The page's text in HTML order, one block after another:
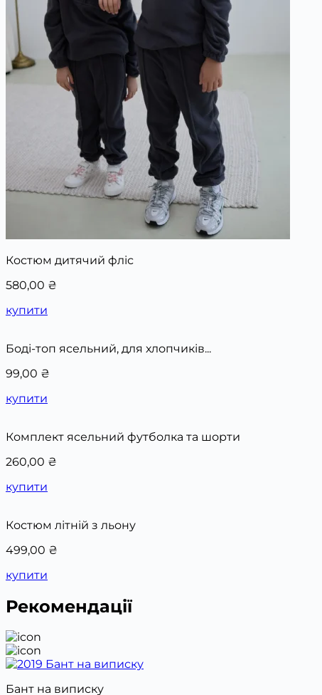
Костюм дитячий фліс
580,00 ₴
купити
Боді-топ ясельний, для хлопчиків...
99,00 ₴
купити
Комплект ясельний футболка та шорти
260,00 ₴
купити
Костюм літній з льону
499,00 ₴
купити
Рекомендації
Бант на виписку